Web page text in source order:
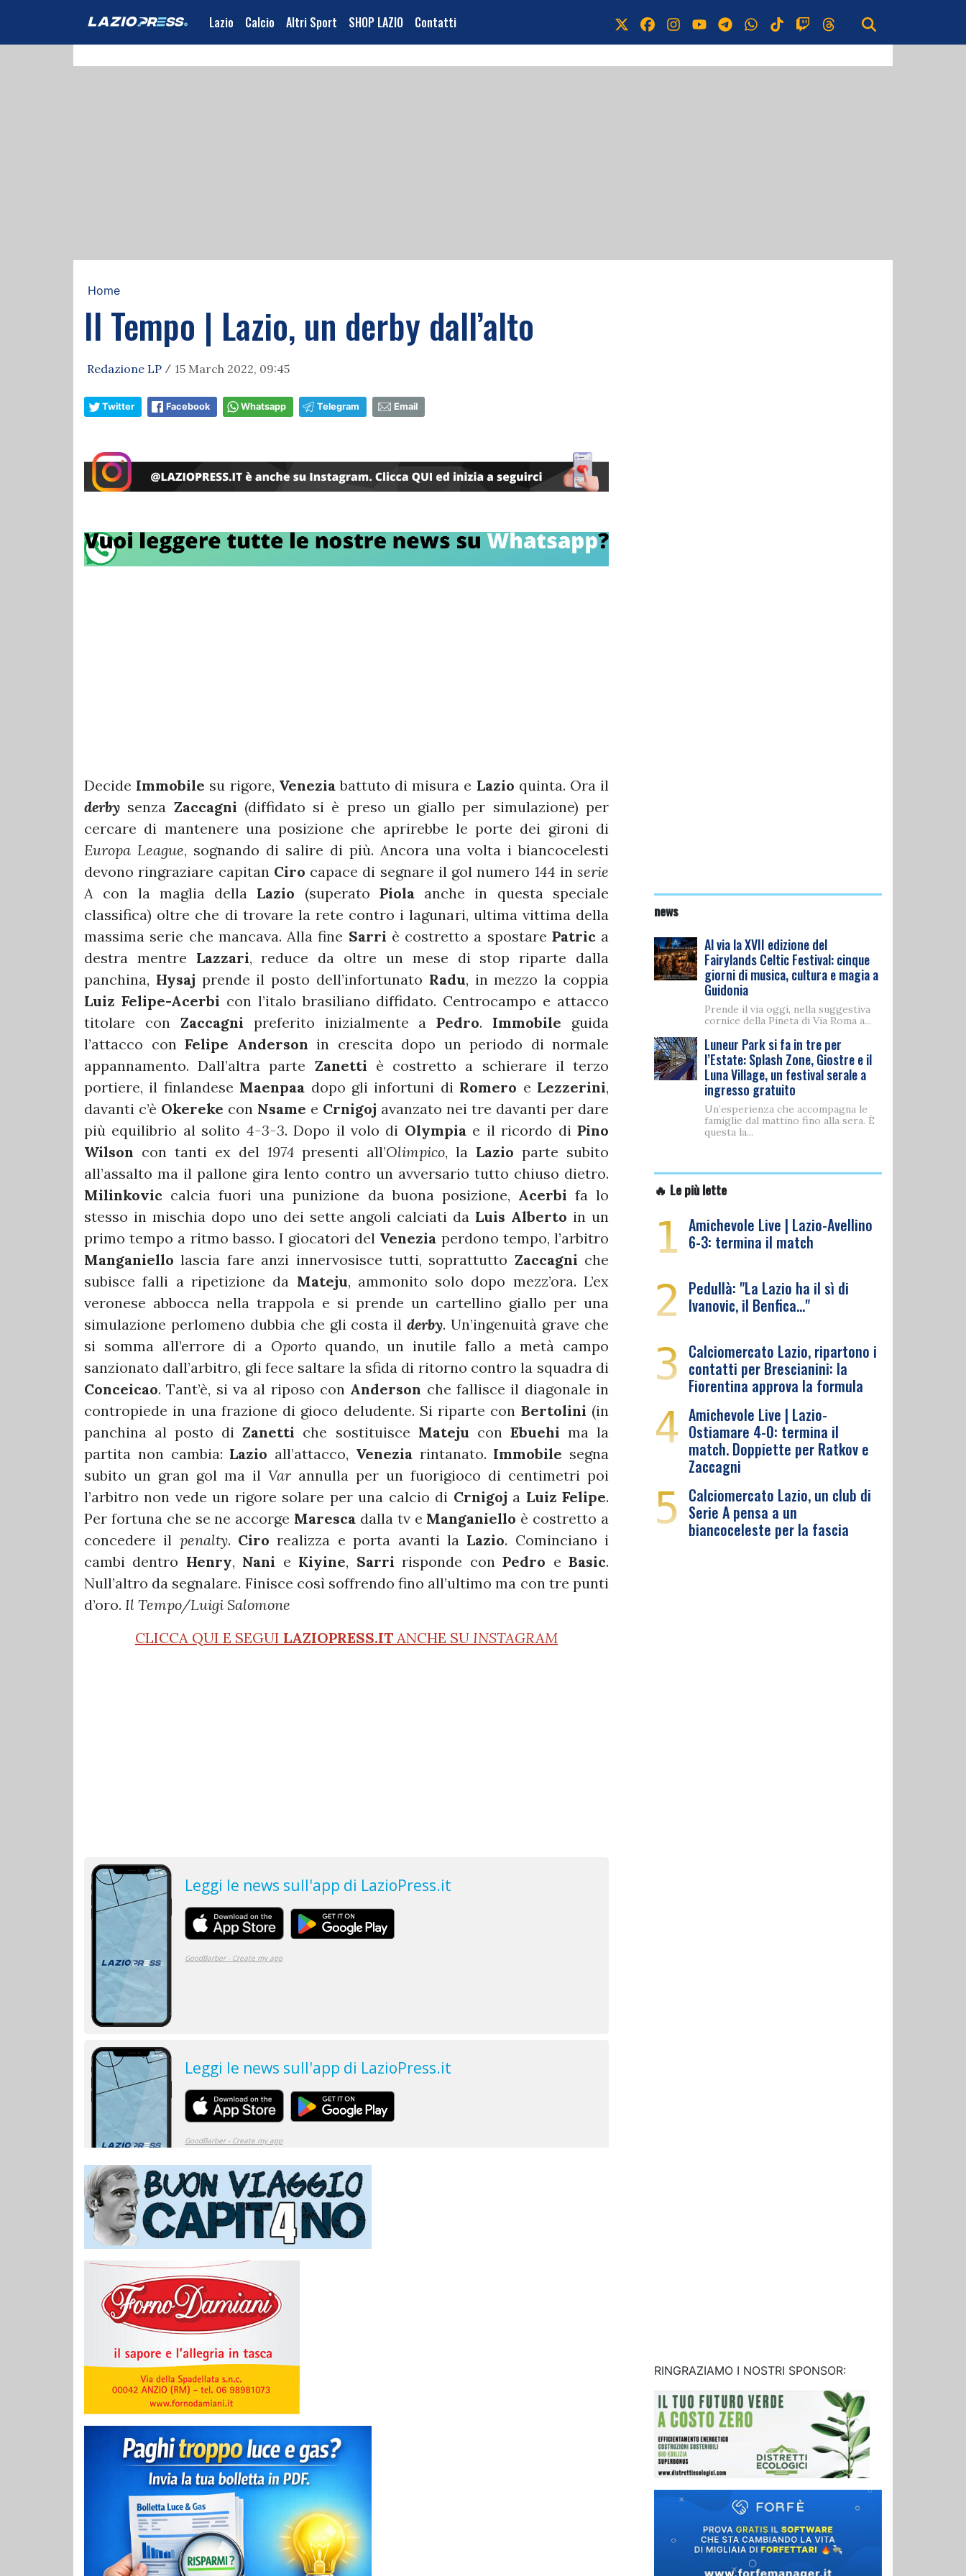
Lazio Calcio Altri Sport SHOP LAZIO Contatti
Home
Il Tempo | Lazio, un derby dall’alto
Redazione LP / 15 March 2022, 09:45
Twitter Facebook Whatsapp Telegram Email
Decide Immobile su rigore, Veneziabattuto di misura e Lazio quinta. Ora il
derby senza Zaccagni (diffidato si è preso un giallo per simulazione) per
cercare di mantenere una posizione che aprirebbe le porte dei gironi di
Europa League, sognando di salire di più. Ancora una volta i biancocelesti
devono ringraziare capitan Ciro capace di segnare il gol numero 144 in serie
A con la maglia della Lazio (superato Piolaanche in questa speciale
classifica) oltre che di trovare la rete contro i lagunari, ultima vittima della
massima serie che mancava. Alla fine Sarri è costretto a spostare Patric a
destra mentre Lazzari, reduce da oltre un mese di stop riparte dalla
panchina, Hysaj prende il posto dell’infortunato Radu, in mezzo la coppia
Luiz Felipe-Acerbi con l’italo brasiliano diffidato. Centrocampo e attacco
titolare con Zaccagni preferito inizialmente aPedro. Immobile guida
l’attacco con Felipe Anderson in crescita dopo un periodo di normale
appannamento. Dall’altra parte Zanetti è costretto a schierare il terzo
portiere, il finlandese Maenpaa dopo gli infortuni di Romero e Lezzerini,
davanti c’è Okereke con Nsame e Crnigoj avanzato nei tre davanti per dare
più equilibrio al solito 4-3-3. Dopo il volo di Olympiae il ricordo diPino
Wilson con tanti ex del 1974 presenti all’Olimpico, la Lazio parte subito
all’assalto ma il pallone gira lento contro un avversario tutto chiuso dietro.
Milinkovic calcia fuori una punizione da buona posizione, Acerbi fa lo
stesso in mischia dopo uno dei sette angoli calciati da Luis Alberto in un
primo tempo a ritmo basso. I giocatori del Venezia perdono tempo, l’arbitro
Manganiello lascia fare anzi innervosisce tutti, soprattutto Zaccagni che
subisce falli a ripetizione da Mateju, ammonito solo dopo mezz’ora. L’ex
veronese abbocca nella trappola e si prende un cartellino giallo per una
simulazione perlomeno dubbia che gli costa ilderby. Un’ingenuità grave che
si somma all’errore di a Oportoquando, un inutile fallo a metà campo
sanzionato dall’arbitro, gli fece saltare la sfida di ritorno contro la squadra di
Conceicao. Tant’è, si va al riposo con Anderson che fallisce il diagonale in
contropiede in una frazione di gioco deludente. Si riparte con Bertolini (in
panchina al posto diZanetti che sostituisce Mateju con Ebuehi ma la
partita non cambia: Lazio all’attacco, Veneziarintanato. Immobile segna
subito un gran gol ma il Var annulla per un fuorigioco di centimetri poi
l’arbitro non vede un rigore solare per una calcio di Crnigoj a Luiz Felipe.
Per fortuna che se ne accorge Maresca dalla tv e Manganiello è costretto a
concedere il penalty. Ciro realizza e porta avanti la Lazio. Cominciano i
cambi dentro Henry, Nani e Kiyine, Sarri risponde conPedro eBasic.
Null’altro da segnalare. Finisce così soffrendo fino all’ultimo ma con tre punti
d’oro. Il Tempo/Luigi Salomone
CLICCA QUI E SEGUI LAZIOPRESS.IT ANCHE SU INSTAGRAM
news
Al via la XVII edizione del
Fairylands Celtic Festival: cinque
giorni di musica, cultura e magia a
Guidonia
Prende il via oggi, nella suggestiva
cornice della Pineta di Via Roma a...
Luneur Park si fa in tre per
l’Estate: Splash Zone, Giostre e il
Luna Village, un festival serale a
ingresso gratuito
Un’esperienza che accompagna le
famiglie dal mattino fino alla sera. È
questa la...
🔥 Le più lette
1 Amichevole Live | Lazio-Avellino
6-3: termina il match
2 Pedullà: "La Lazio ha il sì di
Ivanovic, il Benfica…"
3 Calciomercato Lazio, ripartono i
contatti per Brescianini: la
Fiorentina approva la formula
4 Amichevole Live | Lazio-
Ostiamare 4-0: termina il
match. Doppiette per Ratkov e
Zaccagni
5 Calciomercato Lazio, un club di
Serie A pensa a un
biancoceleste per la fascia
RINGRAZIAMO I NOSTRI SPONSOR: